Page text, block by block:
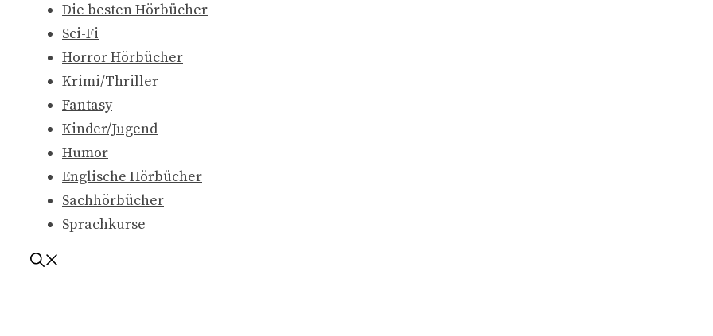
Die besten Hörbücher
Sci-Fi
Horror Hörbücher
Krimi/Thriller
Fantasy
Kinder/Jugend
Humor
Englische Hörbücher
Sachhörbücher
Sprachkurse